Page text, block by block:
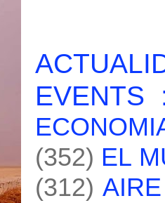
(352) EL
(312)